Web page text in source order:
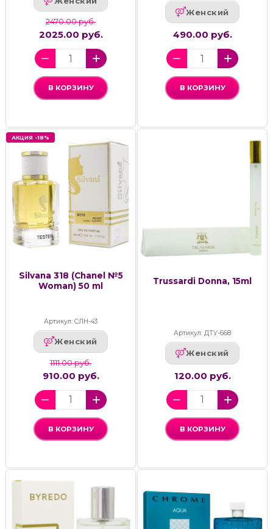
2470.00 руб.
2025.00 руб.
В КОРЗИНУ
Женский
490.00 руб.
В КОРЗИНУ
АКЦИЯ -18%
Silvana 318 (Chanel №5
Woman) 50 ml
Артикул: СЛН-43
Женский
1111.00 руб.
910.00 руб.
В КОРЗИНУ
Trussardi Donna, 15ml
Артикул: ДТУ-668
Женский
120.00 руб.
В КОРЗИНУ